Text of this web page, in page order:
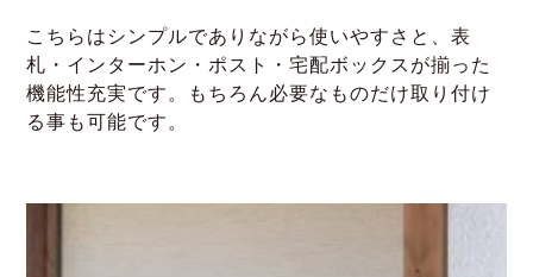
こちらはシンプルでありながら使いやすさと、表
札・インターホン・ポスト・宅配ボックスが揃った
機能性充実です。もちろん必要なものだけ取り付け
る事も可能です。